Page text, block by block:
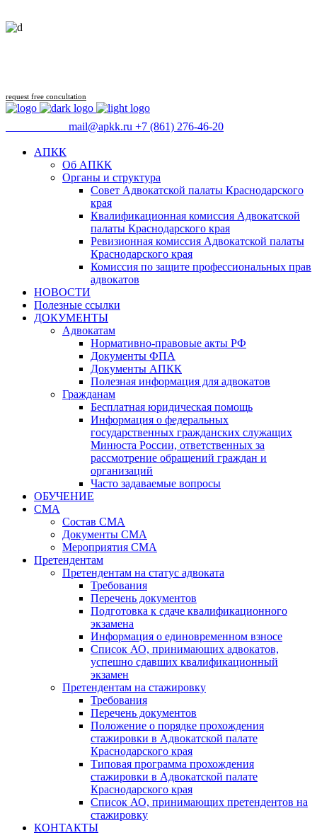
request free concultation
mail@apkk.ru +7 (861) 276-46-20
АПКК
Об АПКК
Органы и структура
Совет Адвокатской палаты Краснодарского
края
Квалификационная комиссия Адвокатской
палаты Краснодарского края
Ревизионная комиссия Адвокатской палаты
Краснодарского края
Комиссия по защите профессиональных прав
адвокатов
НОВОСТИ
Полезные ссылки
ДОКУМЕНТЫ
Адвокатам
Нормативно-правовые акты РФ
Документы ФПА
Документы АПКК
Полезная информация для адвокатов
Гражданам
Бесплатная юридическая помощь
Информация о федеральных
государственных гражданских служащих
Минюста России, ответственных за
рассмотрение обращений граждан и
организаций
Часто задаваемые вопросы
ОБУЧЕНИЕ
СМА
Состав СМА
Документы СМА
Мероприятия СМА
Претендентам
Претендентам на статус адвоката
Требования
Перечень документов
Подготовка к сдаче квалификационного
экзамена
Информация о единовременном взносе
Список АО, принимающих адвокатов,
успешно сдавших квалификационный
экзамен
Претендентам на стажировку
Требования
Перечень документов
Положение о порядке прохождения
стажировки в Адвокатской палате
Краснодарского края
Типовая программа прохождения
стажировки в Адвокатской палате
Краснодарского края
Список АО, принимающих претендентов на
стажировку
КОНТАКТЫ